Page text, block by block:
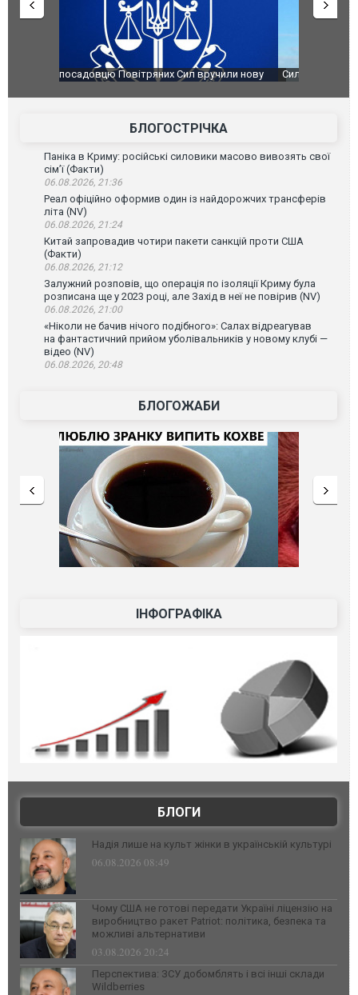
Сили оборони уразили Ярославський НПЗ:
атаку. ВІДЕО
Неймар
БЛОГОСТРІЧКА
Паніка в Криму: російські силовики масово вивозять свої
сім’ї (Факти)
06.08.2026, 21:36
Реал офіційно оформив один із найдорожчих трансферів
літа (NV)
06.08.2026, 21:24
Китай запровадив чотири пакети санкцій проти США
(Факти)
06.08.2026, 21:12
Залужний розповів, що операція по ізоляції Криму була
розписана ще у 2023 році, але Захід в неї не повірив (NV)
06.08.2026, 21:00
«Ніколи не бачив нічого подібного»: Салах відреагував
на фантастичний прийом уболівальників у новому клубі —
відео (NV)
06.08.2026, 20:48
БЛОГОЖАБИ
ІНФОГРАФІКА
БЛОГИ
Надія лише на культ жінки в українській культурі
06.08.2026 08:49
Чому США не готові передати Україні ліцензію на
виробництво ракет Patriot: політика, безпека та
можливі альтернативи
03.08.2026 20:24
Перспектива: ЗСУ добомблять і всі інші склади
Wildberries